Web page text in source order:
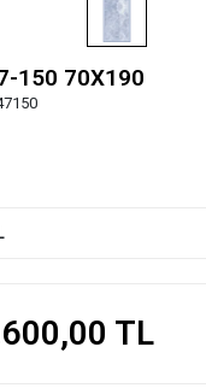
150 70X190
TL